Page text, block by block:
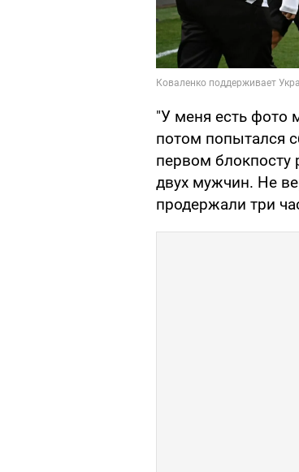
"У меня есть фото
потом попытался
первом блокпосту
двух мужчин. Не
продержали три